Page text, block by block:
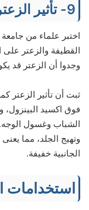
9- تأثير الزعتر على حب الشباب Acne
اختبر علماء من جامعة
وجدوا أن الزعتر قد
ثبت أن تأثير الزعتر
فوق اكسيد
الشباب وغسول
وتهيج الجلد، مما
الجانبية خفيفة.
استخدامات